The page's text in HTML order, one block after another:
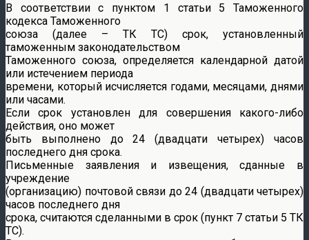
В соответствии с пунктом 1 статьи 5 Таможенного
кодекса Таможенного
союза (далее – ТК ТС) срок, установленный
таможенным законодательством
Таможенного союза, определяется календарной датой
или истечением периода
времени, который исчисляется годами, месяцами, днями
или часами.
Если срок установлен для совершения какого-либо
действия, оно может
быть выполнено до 24 (двадцати четырех) часов
последнего дня срока.
Письменные заявления и извещения, сданные в
учреждение
(организацию) почтовой связи до 24 (двадцати четырех)
часов последнего дня
срока, считаются сделанными в срок (пункт 7 статьи 5 ТК
ТС).